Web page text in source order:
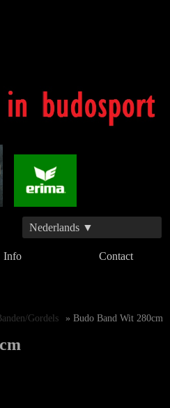
Nederlands ▼
Info Contact
Gordels » Budo Band Wit 280cm